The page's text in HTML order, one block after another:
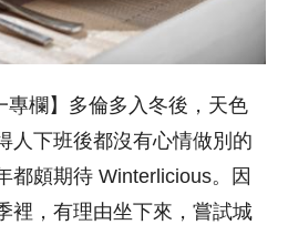
專欄】多倫多入冬後，天色
人下班後都沒有心情做別的
都頗期待 Winterlicious。因
裡，有理由坐下來，嘗試城